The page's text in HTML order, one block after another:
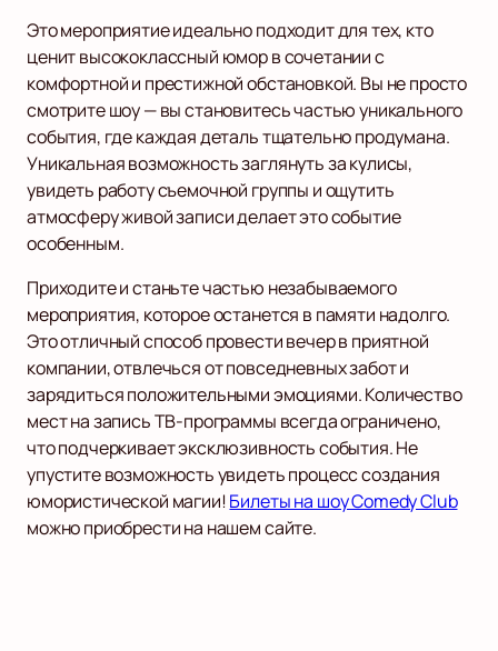
Это мероприятие идеально подходит для тех, кто
ценит высококлассный юмор в сочетании с
комфортной и престижной обстановкой. Вы не просто
смотрите шоу — вы становитесь частью уникального
события, где каждая деталь тщательно продумана.
Уникальная возможность заглянуть за кулисы,
увидеть работу съемочной группы и ощутить
атмосферу живой записи делает это событие
особенным.
Приходите и станьте частью незабываемого
мероприятия, которое останется в памяти надолго.
Это отличный способ провести вечер в приятной
компании, отвлечься от повседневных забот и
зарядиться положительными эмоциями. Количество
мест на запись ТВ-программы всегда ограничено,
что подчеркивает эксклюзивность события. Не
упустите возможность увидеть процесс создания
юмористической магии!Билеты на шоу Comedy Club
можно приобрести на нашем сайте.